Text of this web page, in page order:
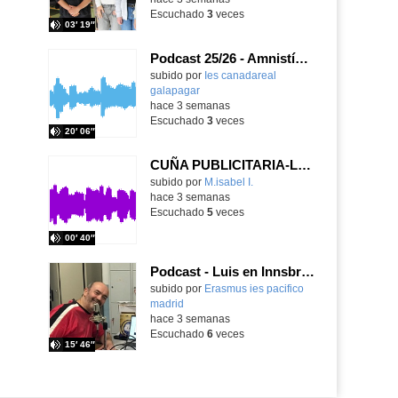
03′ 19″
Escuchado 3veces
Podcast 25/26 - Amnistía Internacional
subido por Ies canadareal
galapagar
20′ 06″
-
hace 3 semanas
Escuchado 3veces
CUÑA PUBLICITARIA-LOS TRES CERDITOS
Contenido educativo.
subido por M.isabel I.
00′ 40″
hace 3 semanas
Escuchado 5veces
Podcast - Luis en Innsbruck
subido por Erasmus ies pacifico
madrid
15′ 46″
hace 3 semanas
Escuchado 6veces